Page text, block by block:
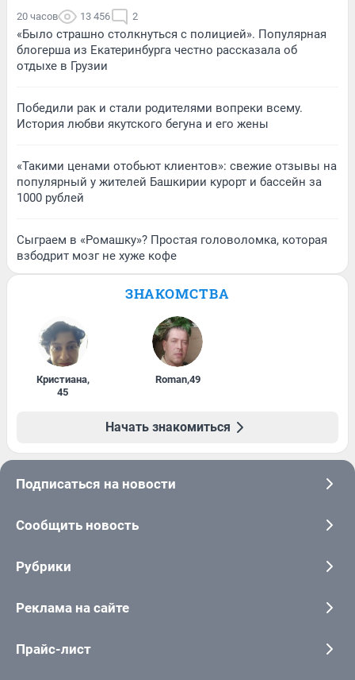
20 часов 13 456 2
«Было страшно столкнуться с полицией». Популярная
блогерша из Екатеринбурга честно рассказала об
отдыхе в Грузии
Победили рак и стали родителями вопреки всему.
История любви якутского бегуна и его жены
«Такими ценами отобьют клиентов»: свежие отзывы на
популярный у жителей Башкирии курорт и бассейн за
1000 рублей
Сыграем в «Ромашку»? Простая головоломка, которая
взбодрит мозг не хуже кофе
ЗНАКОМСТВА
Кристиана,
45
Roman,49
Начать знакомиться
Подписаться на новости
Сообщить новость
Рубрики
Реклама на сайте
Прайс-лист